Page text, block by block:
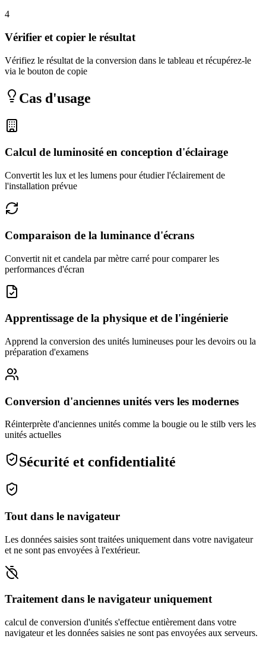
4
Vérifier et copier le résultat
Vérifiez le résultat de la conversion dans le tableau et récupérez-le
via le bouton de copie
Cas d'usage
Calcul de luminosité en conception d'éclairage
Convertit les lux et les lumens pour étudier l'éclairement de
l'installation prévue
Comparaison de la luminance d'écrans
Convertit nit et candela par mètre carré pour comparer les
performances d'écran
Apprentissage de la physique et de l'ingénierie
Apprend la conversion des unités lumineuses pour les devoirs ou la
préparation d'examens
Conversion d'anciennes unités vers les modernes
Réinterprète d'anciennes unités comme la bougie ou le stilb vers les
unités actuelles
Sécurité et confidentialité
Tout dans le navigateur
Les données saisies sont traitées uniquement dans votre navigateur
et ne sont pas envoyées à l'extérieur.
Traitement dans le navigateur uniquement
calcul de conversion d'unités s'effectue entièrement dans votre
navigateur et les données saisies ne sont pas envoyées aux serveurs.